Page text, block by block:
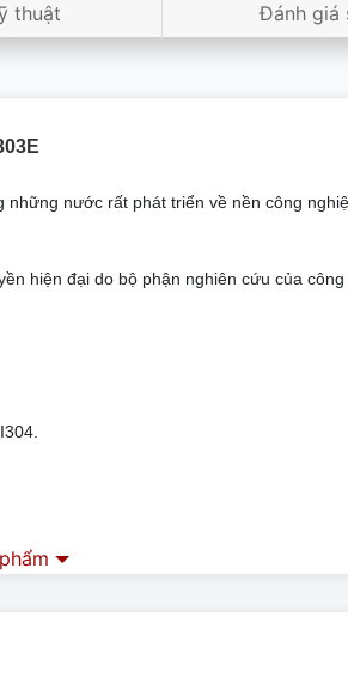
thuật Đánh giá
những nước rất phát triển về nền công
hiện đại do bộ phận nghiên cứu của công
thay đổi từng cái một khi cần thiết.